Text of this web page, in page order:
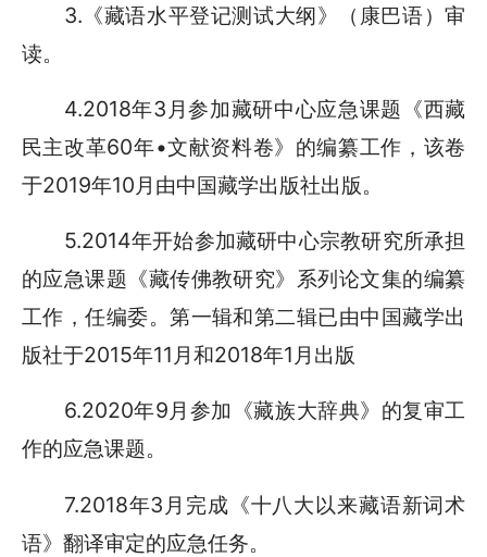
3.《藏语水平登记测试大纲》（康巴语）审
读。
4.2018年3月参加藏研中心应急课题《西藏
民主改革60年•文献资料卷》的编纂工作，该卷
于2019年10月由中国藏学出版社出版。
5.2014年开始参加藏研中心宗教研究所承担
的应急课题《藏传佛教研究》系列论文集的编纂
工作，任编委。第一辑和第二辑已由中国藏学出
版社于2015年11月和2018年1月出版
6.2020年9月参加《藏族大辞典》的复审工
作的应急课题。
7.2018年3月完成《十八大以来藏语新词术
语》翻译审定的应急任务。